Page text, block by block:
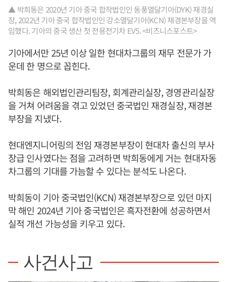
▲ 박희동은 2020년 기아 중국 합작법인인 동풍열달기아(DYK) 재경실
장, 2022년 기아 중국 합작법인인 강소열달기아(KCN) 재경본부장을 역
임했다. 기아의 중국 생산 첫 전용전기차 EV5. <비즈니스포스트>
기아에서만 25년 이상 일한 현대차그룹의 재무 전문가 가
운데 한 명으로 꼽힌다.
박희동은 해외법인관리팀장, 회계관리실장, 경영관리실장
을 거쳐 어려움을 겪고 있었던 중국법인 재경실장, 재경본
부장을 지냈다.
현대엔지니어링의 전임 재경본부장이 현대차 출신의 부사
장급 인사였다는 점을 고려하면 박희동에게 거는 현대자동
차그룹의 기대를 가늠할 수 있다는 분석도 나온다.
박희동이 기아 중국법인(KCN) 재경본부장으로 있던 마지
막 해인 2024년 기아 중국법인은 흑자전환에 성공하면서
실적 개선 가능성을 키우고 있다.
사건사고